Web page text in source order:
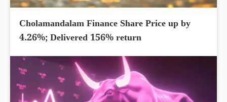
Cholamandalam Finance Share Price up by
4.26%; Delivered 156% return